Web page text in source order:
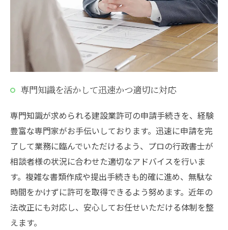
専門知識を活かして迅速かつ適切に対応
専門知識が求められる建設業許可の申請手続きを、経験
豊富な専門家がお手伝いしております。迅速に申請を完
了して業務に臨んでいただけるよう、プロの行政書士が
相談者様の状況に合わせた適切なアドバイスを行いま
す。複雑な書類作成や提出手続きも的確に進め、無駄な
時間をかけずに許可を取得できるよう努めます。近年の
法改正にも対応し、安心してお任せいただける体制を整
えます。